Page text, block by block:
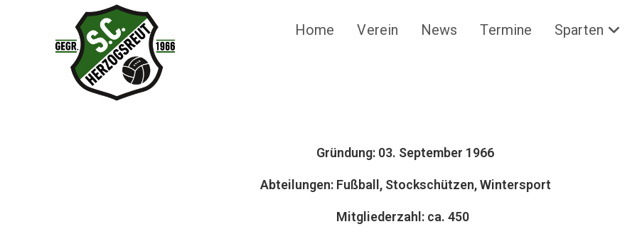
Home Verein News Termine Sparten
Gründung: 03. September 1966
Abteilungen: Fußball, Stockschützen, Wintersport
Mitgliederzahl: ca. 450